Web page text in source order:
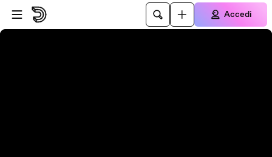
Vai al lettore
Passa al contenuto principale
Accedi